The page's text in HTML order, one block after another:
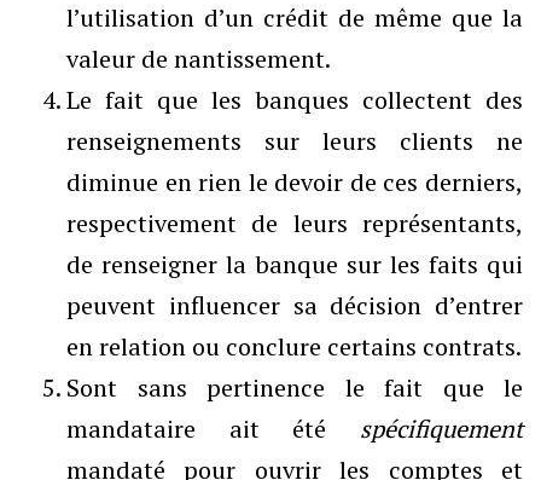
l’utilisation d’un crédit de même que la
valeur de nantissement.
Le fait que les banques collectent des
renseignements sur leurs clients ne
diminue en rien le devoir de ces derniers,
respectivement de leurs représentants,
de renseigner la banque sur les faits qui
peuvent influencer sa décision d’entrer
en relation ou conclure certains contrats.
Sont sans pertinence le fait que le
mandataire ait été spécifiquement
mandaté pour ouvrir les comptes et